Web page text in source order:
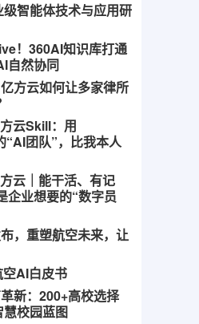
级智能体技术与应用研
！360AI知识库打通
自然协同
方云如何让多家律所
云Skill：用
团队”，比我本人
云｜能干活、有记
企业想要的“数字员
，重塑航空未来，让
空AI白皮书
新：200+高校选择
校园蓝图